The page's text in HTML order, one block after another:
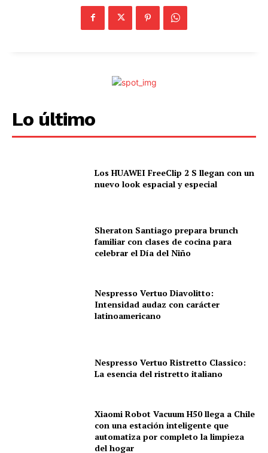
Lo último
Los HUAWEI FreeClip 2 S llegan con un
nuevo look espacial y especial
Sheraton Santiago prepara brunch
familiar con clases de cocina para
celebrar el Día del Niño
Nespresso Vertuo Diavolitto:
Intensidad audaz con carácter
latinoamericano
Nespresso Vertuo Ristretto Classico:
La esencia del ristretto italiano
Xiaomi Robot Vacuum H50 llega a Chile
con una estación inteligente que
automatiza por completo la limpieza
del hogar